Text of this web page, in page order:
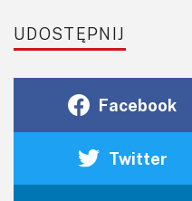
UDOSTĘPNIJ
Facebook
Twitter